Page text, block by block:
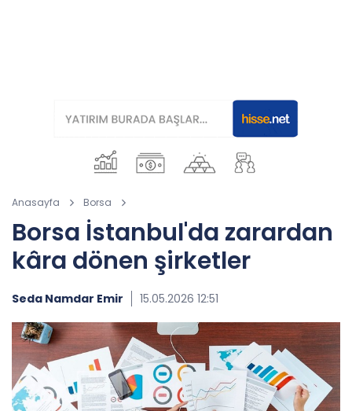
Anasayfa Borsa
Borsa İstanbul'da zarardan
kâra dönen şirketler
Seda Namdar Emir 15.05.2026 12:51